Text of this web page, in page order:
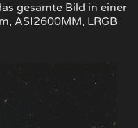
gesamte Bild in einer
ASI2600MM, LRGB